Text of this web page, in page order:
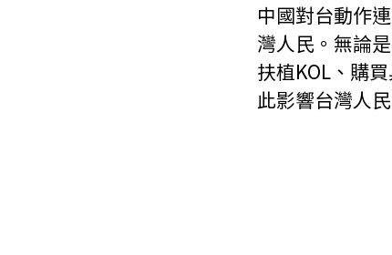
中國對台動作
灣人民。無論
扶植KOL、購
此影響台灣人